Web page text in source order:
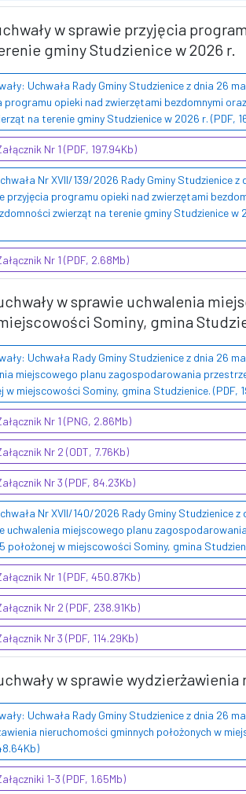
w sprawie przyjęcia
gminy Studzienice w 2026 r.
Uchwała Rady Gminy Studzienice z dnia 26
programu opieki nad zwierzętami bezdomnymi
na terenie gminy Studzienice w 2026 r. (PDF,
Nr 1 (PDF, 197.94Kb)
Nr XVII/139/2026 Rady Gminy Studzienice z
przyjęcia programu opieki nad zwierzętami
zwierząt na terenie gminy Studzienice w
Nr 1 (PDF, 2.68Mb)
w sprawie uchwalenia
Sominy, gmina
Uchwała Rady Gminy Studzienice z dnia 26
miejscowego planu zagospodarowania
w miejscowości Sominy, gmina Studzienice. (PDF,
Nr 1 (PNG, 2.86Mb)
Nr 2 (ODT, 7.76Kb)
Nr 3 (PDF, 84.23Kb)
Nr XVII/140/2026 Rady Gminy Studzienice z
uchwalenia miejscowego planu
położonej w miejscowości Sominy, gmina
Nr 1 (PDF, 450.87Kb)
Nr 2 (PDF, 238.91Kb)
Nr 3 (PDF, 114.29Kb)
w sprawie
Uchwała Rady Gminy Studzienice z dnia 26
nieruchomości gminnych położonych w
1-3 (PDF, 1.65Mb)